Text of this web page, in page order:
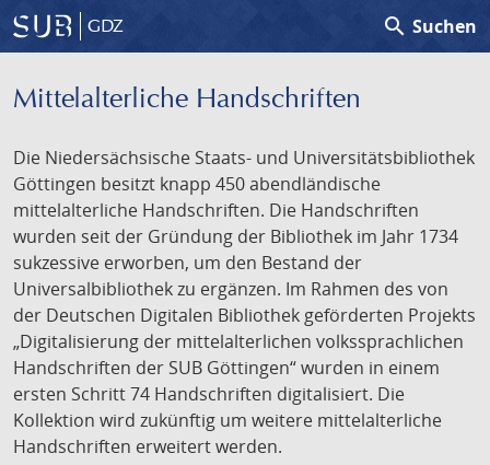
GDZ search Suchen
Mittelalterliche Handschriften
Die Niedersächsische Staats- und Universitätsbibliothek
Göttingen besitzt knapp 450 abendländische
mittelalterliche Handschriften. Die Handschriften
wurden seit der Gründung der Bibliothek im Jahr 1734
sukzessive erworben, um den Bestand der
Universalbibliothek zu ergänzen. Im Rahmen des von
der Deutschen Digitalen Bibliothek geförderten Projekts
„Digitalisierung der mittelalterlichen volkssprachlichen
Handschriften der SUB Göttingen“ wurden in einem
ersten Schritt 74 Handschriften digitalisiert. Die
Kollektion wird zukünftig um weitere mittelalterliche
Handschriften erweitert werden.